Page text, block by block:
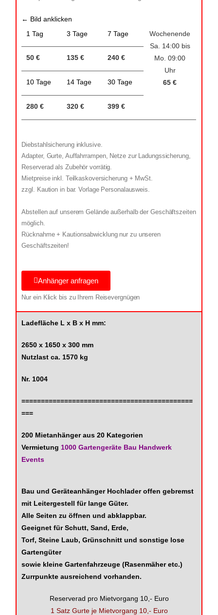
← Bild anklicken
1 Tag
3 Tage 7 Tage
Wochenende
Sa. 14:00 bis
Mo. 09:00
Uhr
65 €
50 € 135 € 240 €
10 Tage 14 Tage 30 Tage
280 € 320 € 399 €
Diebstahlsicherung inklusive.
Adapter, Gurte, Auffahrrampen, Netze zur Ladungssicherung,
Reserverad als Zubehör vorrätig.
Mietpreise inkl. Teilkaskoversicherung + MwSt.
zzgl. Kaution in bar. Vorlage Personalausweis.
Abstellen auf unserem Gelände außerhalb der Geschäftszeiten
möglich.
Rücknahme + Kautionsabwicklung nur zu unseren
Geschäftszeiten!
Anhänger anfragen
Nur ein Klick bis zu Ihrem Reisevergnügen
Ladefläche L x B x H mm:
2650 x 1650 x 300 mm
Nutzlast ca. 1570 kg
Nr. 1004
============================================
===
200 Mietanhänger aus 20 Kategorien
Vermietung 1000 Gartengeräte Bau Handwerk
Events
Bau und Geräteanhänger Hochlader offen gebremst
mit Leitergestell für lange Güter.
Alle Seiten zu öffnen und abklappbar.
Geeignet für Schutt, Sand, Erde,
Torf, Steine Laub, Grünschnitt und sonstige lose
Gartengüter
sowie kleine Gartenfahrzeuge (Rasenmäher etc.)
Zurrpunkte ausreichend vorhanden.
Reserverad pro Mietvorgang 10,- Euro
1 Satz Gurte je Mietvorgang 10,- Euro